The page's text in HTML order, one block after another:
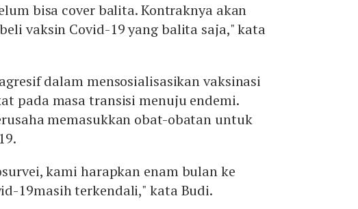
bisa cover balita. Kontraknya akan
vaksin Covid-19 yang balita saja," kata
dalam mensosialisasikan vaksinasi
pada masa transisi menuju endemi.
memasukkan obat-obatan untuk
kami harapkan enam bulan ke
19masih terkendali," kata Budi.